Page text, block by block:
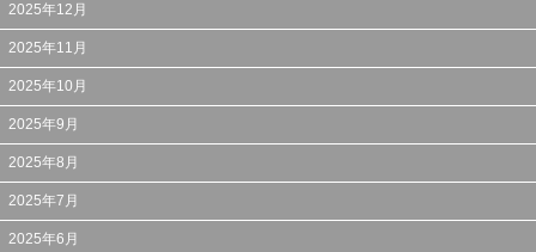
2025年12月
2025年11月
2025年10月
2025年9月
2025年8月
2025年7月
2025年6月